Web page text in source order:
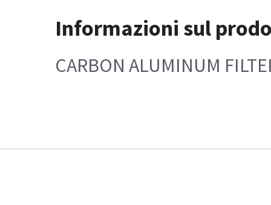
Informazioni sul
CARBON ALUMINUM